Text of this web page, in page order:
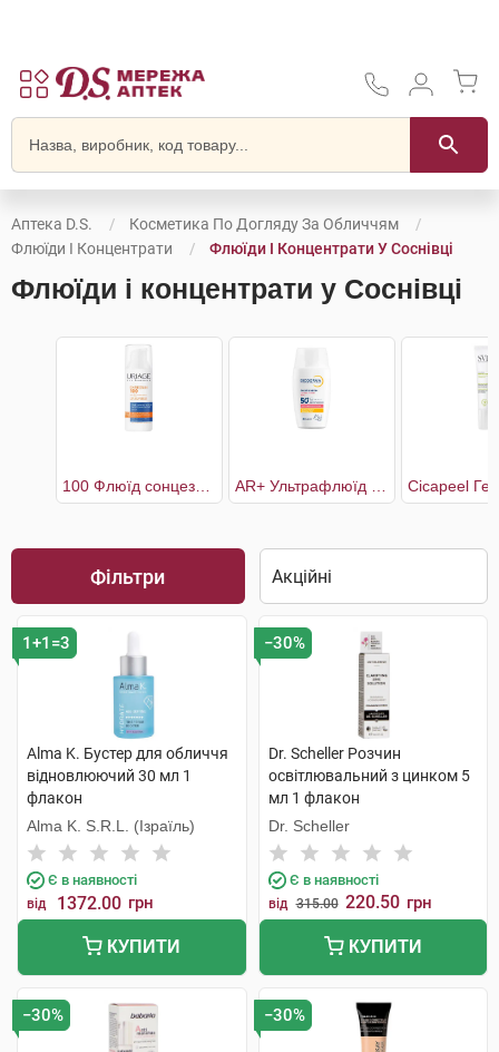
Аптека D.S.
Косметика По Догляду За Обличчям
Флюїди І Концентрати
Флюїди І Концентрати У Соснівці
Флюїди і концентрати у Соснівці
Фільтри
1+1=3
Alma K. Бустер для обличчя
відновлюючий 30 мл 1
флакон
Alma K. S.R.L. (Ізраїль)
Є в наявності
від 1372.00 грн
КУПИТИ
−30%
Dr. Scheller Розчин
освітлювальний з цинком 5
мл 1 флакон
Dr. Scheller
Є в наявності
від 315.00 220.50 грн
КУПИТИ
−30% −30%